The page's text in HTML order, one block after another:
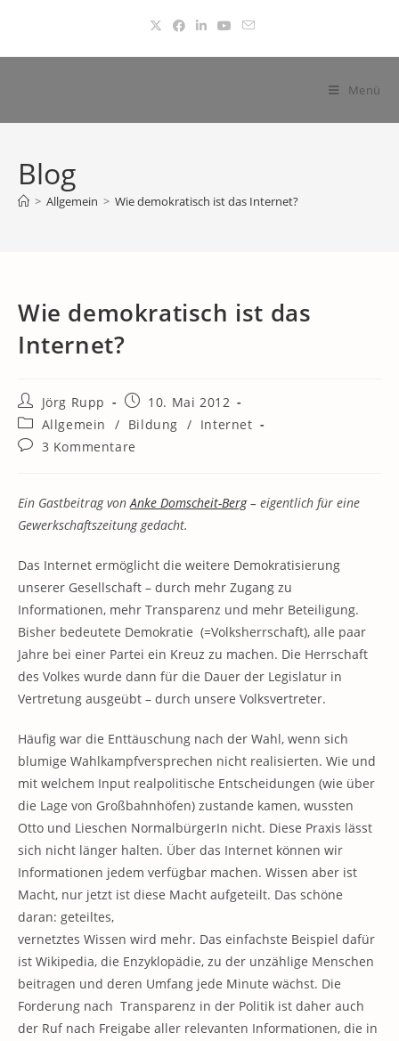
springen
Menü
Blog
> Allgemein > Wie demokratisch ist das Internet?
Wie demokratisch ist das
Internet?
Beitrags-
Autor:
Jörg Rupp
Beitrag
veröffentlicht:
10. Mai 2012
Beitrags-
Kategorie:
Allgemein / Bildung / Internet
Beitrags-
3 Kommentare
Ein Gastbeitrag vonAnke Domscheit-Berg– eigentlich für eine
Gewerkschaftszeitung gedacht.
Das Internet ermöglicht die weitere Demokratisierung
unserer Gesellschaft – durch mehr Zugang zu
Informationen, mehr Transparenz und mehr Beteiligung.
Bisher bedeutete Demokratie (=Volksherrschaft), alle paar
Jahre bei einer Partei ein Kreuz zu machen. Die Herrschaft
des Volkes wurde dann für die Dauer der Legislatur in
Vertretung ausgeübt – durch unsere Volksvertreter.
Häufig war die Enttäuschung nach der Wahl, wenn sich
blumige Wahlkampfversprechen nicht realisierten. Wie und
mit welchem Input realpolitische Entscheidungen (wie über
die Lage von Großbahnhöfen) zustande kamen, wussten
Otto und Lieschen NormalbürgerIn nicht. Diese Praxis lässt
sich nicht länger halten. Über das Internet können wir
Informationen jedem verfügbar machen. Wissen aber ist
Macht, nur jetzt ist diese Macht aufgeteilt. Das schöne
daran: geteiltes,
vernetztes Wissen wird mehr. Das einfachste Beispiel dafür
ist Wikipedia, die Enzyklopädie, zu der unzählige Menschen
beitragen und deren Umfang jede Minute wächst. Die
Forderung nach Transparenz in der Politik ist daher auch
der Ruf nach Freigabe aller relevanten Informationen, die in